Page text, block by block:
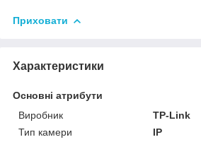
Приховати
Характеристики
Основні атрибути
Виробник
TP-Link
Тип камери
IP